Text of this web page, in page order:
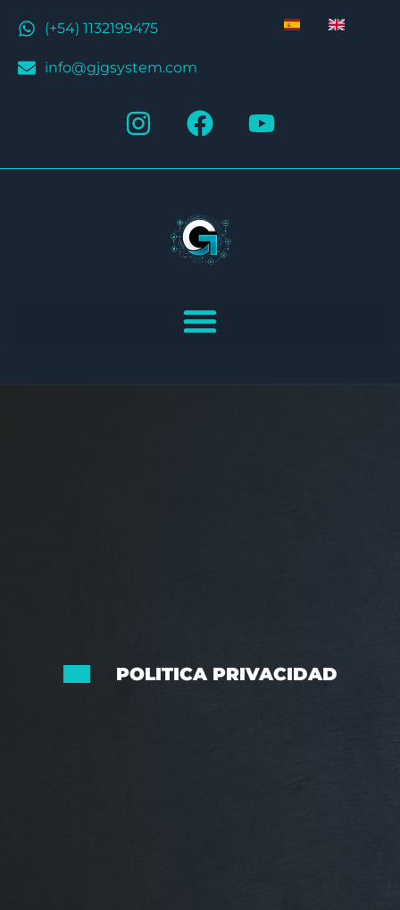
(+54) 1132199475
info@gjgsystem.com
POLITICA PRIVACIDAD